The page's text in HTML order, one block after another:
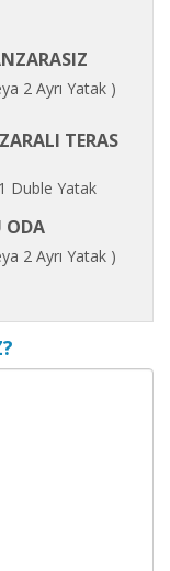
2 Ayrı Yatak )
TERAS
Duble Yatak
ODA
2 Ayrı Yatak )